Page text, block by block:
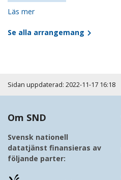
Läs mer
Se alla arrangemang
Sidan uppdaterad: 2022-11-17 16:18
Om SND
Svensk nationell
datatjänst finansieras av
följande parter: